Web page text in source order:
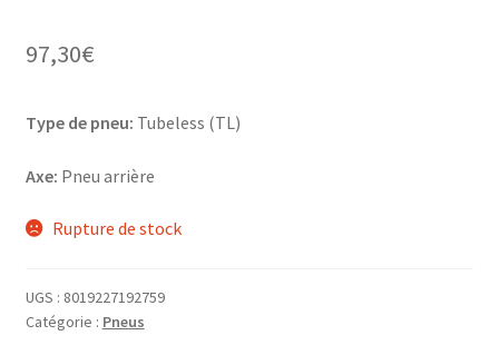
97,30€
Type de pneu: Tubeless (TL)
Axe: Pneu arrière
Rupture de stock
UGS : 8019227192759
Catégorie : Pneus